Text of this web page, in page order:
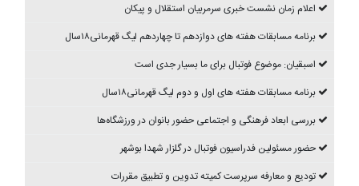
اعلام زمان نشست خبری سرمربیان استقلال و پیکان
برنامه مسابقات هفته های دوازدهم تا چهاردهم ليگ قهرمانی۱۸سال
اسبقیان: موضوع فوتبال برای ما بسیار جدی است
برنامه مسابقات هفته های اول و دوم ليگ قهرمانی۱۸سال
بررسی ابعاد فرهنگی و اجتماعی حضور بانوان در ورزشگاه‌ها
حضور مسئولین فدراسیون فوتبال در گلزار شهدا بوشهر
تودیع و معارفه سرپرست کمیته تدوین و تطبیق مقررات